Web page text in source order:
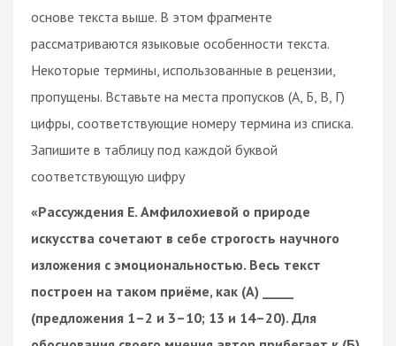
основе текста выше. В этом фрагменте
рассматриваются языковые особенности текста.
Некоторые термины, использованные в рецензии,
пропущены. Вставьте на места пропусков (А, Б, В, Г)
цифры, соответствующие номеру термина из списка.
Запишите в таблицу под каждой буквой
соответствующую цифру
«Рассуждения Е. Амфилохиевой о природе
искусства сочетают в себе строгость научного
изложения с эмоциональностью. Весь текст
построен на таком приёме, как (А) _____
(предложения 1–2 и 3–10; 13 и 14–20). Для